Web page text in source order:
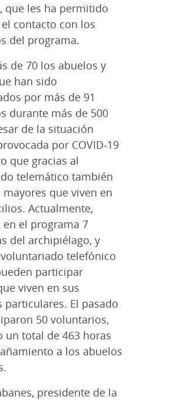
que les ha permitido
contacto con los
del programa.
de 70 los abuelos y
han sido
por más de 91
durante más de 500
de la situación
por COVID-19
que gracias al
telemático también
que viven en
Actualmente,
el programa 7
del archipiélago, y
telefónico
participar
viven en sus
El pasado
50 voluntarios,
un total de 463 horas
a los abuelos
presidente de la